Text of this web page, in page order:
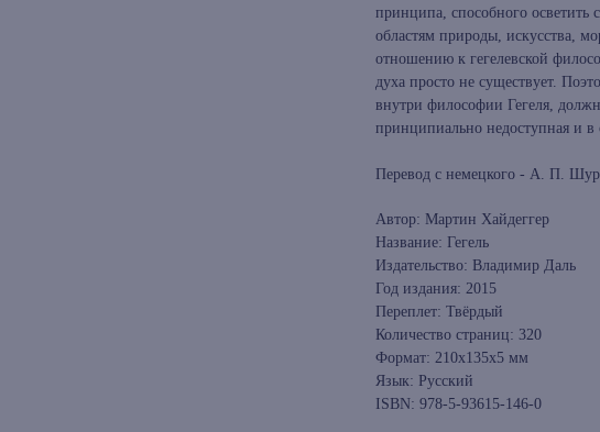
принципа, способного осветить
областям природы, искусства,
отношению к гегелевской
духа просто не существует.
внутри философии Гегеля,
принципиально недоступная и в
Перевод с немецкого - А. П.
Автор: Мартин Хайдеггер
Название: Гегель
Издательство: Владимир Даль
Год издания: 2015
Переплет: Твёрдый
Количество страниц: 320
Формат: 210x135x5 мм
Язык: Русский
ISBN: 978-5-93615-146-0